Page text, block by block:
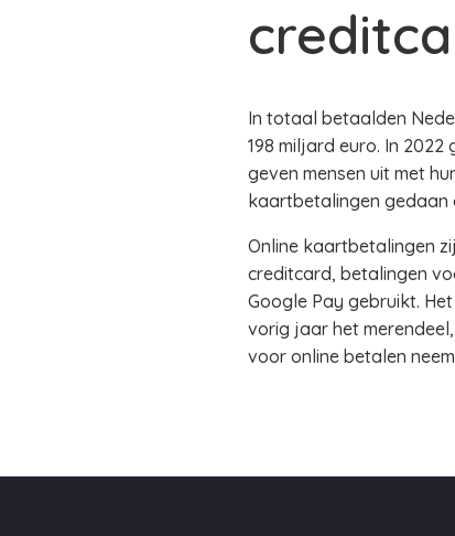
In totaal betaalden
198 miljard euro. In
geven mensen uit met
kaartbetalingen gedaan
Online kaartbetalingen
creditcard, betalingen
Google Pay gebruikt.
vorig jaar het
voor online betalen